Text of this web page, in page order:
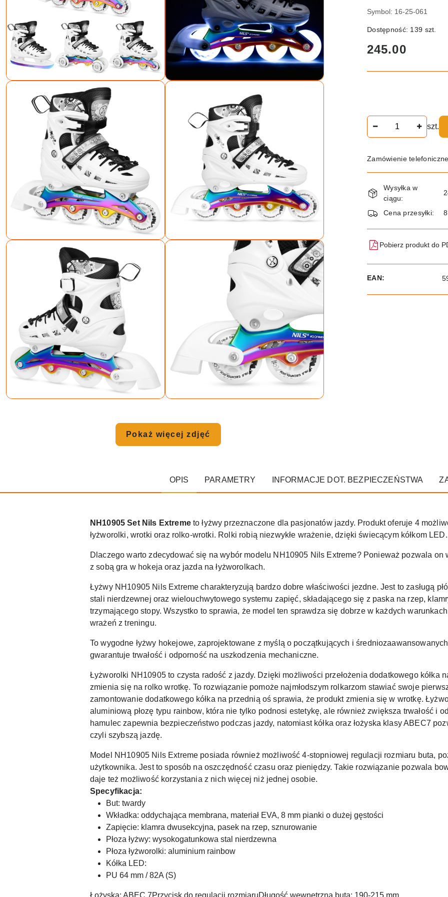
Pokaż więcej zdjęć
Symbol: 16-25-061
Dostępność: 139 szt.
cena:
245.00
szt.
Zamówienie
Dostępność
i
dostawa
Wysyłka w
ciągu:
Cena przesyłki:
Pobierz produkt do
EAN:
OPIS PARAMETRY INFORMACJE DOT. BEZPIECZEŃSTWA
NH10905 Set Nils Extreme to łyżwy przeznaczone dla pasjonatów jazdy. Produkt oferuje 4
łyżworolki, wrotki oraz rolko-wrotki. Rolki robią niezwykłe wrażenie, dzięki świecącym kółkom LED.
Dlaczego warto zdecydować się na wybór modelu NH10905 Nils Extreme? Ponieważ pozwala on
z sobą gra w hokeja oraz jazda na łyżworolkach.
Łyżwy NH10905 Nils Extreme charakteryzują bardzo dobre właściwości jezdne. Jest to zasługą
stali nierdzewnej oraz wielouchwytowego systemu zapięć, składającego się z paska na rzep,
trzymającego stopy. Wszystko to sprawia, że model ten sprawdza się dobrze w każdych
wrażeń z treningu.
To wygodne łyżwy hokejowe, zaprojektowane z myślą o początkujących i
gwarantuje trwałość i odporność na uszkodzenia mechaniczne.
Łyżworolki NH10905 to czysta radość z jazdy. Dzięki możliwości przełożenia dodatkowego kółka
zmienia się na rolko wrotkę. To rozwiązanie pomoże najmłodszym rolkarzom stawiać swoje
zamontowanie dodatkowego kółka na przednią oś sprawia, że produkt zmienia się w wrotkę.
aluminiową płozę typu rainbow, która nie tylko podnosi estetykę, ale również zwiększa trwałość i
hamulec zapewnia bezpieczeństwo podczas jazdy, natomiast kółka oraz łożyska klasy ABEC7
czyli szybszą jazdę.
Model NH10905 Nils Extreme posiada również możliwość 4-stopniowej regulacji rozmiaru buta,
użytkownika. Jest to sposób na oszczędność czasu oraz pieniędzy. Takie rozwiązanie pozwala
daje też możliwość korzystania z nich więcej niż jednej osobie.
Specyfikacja:
But: twardy
Wkładka: oddychająca membrana, materiał EVA, 8 mm pianki o dużej gęstości
Zapięcie: klamra dwusekcyjna, pasek na rzep, sznurowanie
Płoza łyżwy: wysokogatunkowa stal nierdzewna
Płoza łyżworolki: aluminium rainbow
Kółka LED:
PU 64 mm / 82A (S)
Łożyska: ABEC 7Przycisk do regulacji rozmiaruDługość wewnętrzna buta: 190-215 mm